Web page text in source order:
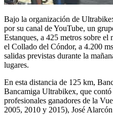
Bajo la organización de
por su canal de YouTube, un
Estanques, a 425 metros sobre
el Collado del Cóndor, a 4.200
salidas previstas durante la
lugares.
En esta distancia de 125 km,
Bancamiga Ultrabikex, que
profesionales ganadores de la
2005, 2010 y 2015), José